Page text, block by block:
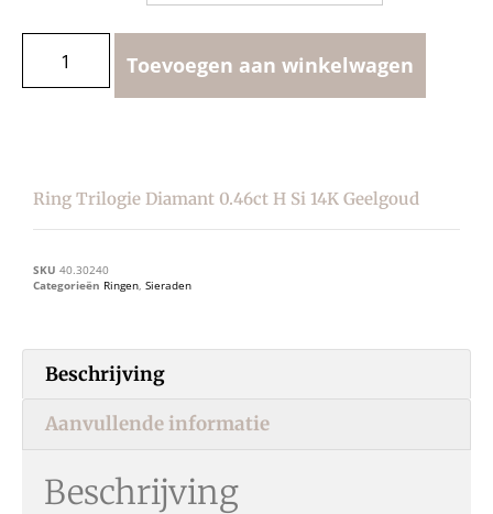
Toevoegen aan winkelwagen
Ring Trilogie Diamant 0.46ct H Si 14K Geelgoud
SKU 40.30240
Categorieën Ringen, Sieraden
Beschrijving
Aanvullende informatie
Beschrijving